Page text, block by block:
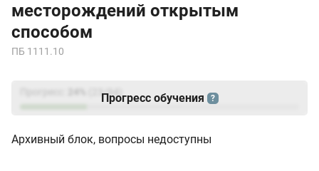
месторождений открытым
способом
ПБ 1111.10
23/94)
Прогресс обучения ?
Архивный блок, вопросы недоступны